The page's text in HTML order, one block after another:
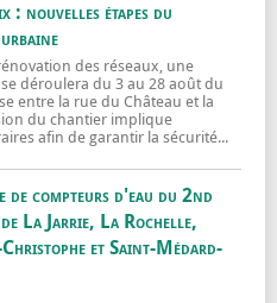
: nouvelles étapes du
des réseaux, une
déroulera du 3 au 28 août du
entre la rue du Château et la
du chantier implique
afin de garantir la sécurité...
de compteurs d'eau du 2nd
La Jarrie, La Rochelle,
et Saint-Médard-